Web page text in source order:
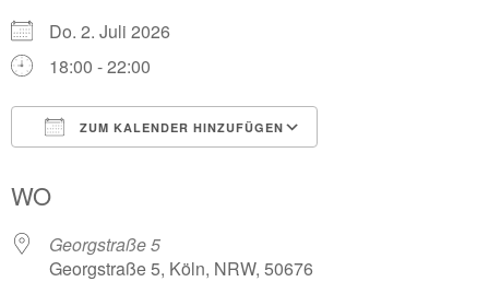
Do. 2. Juli 2026
18:00 - 22:00
ZUM KALENDER HINZUFÜGEN
WO
Georgstraße 5
Georgstraße 5, Köln, NRW, 50676